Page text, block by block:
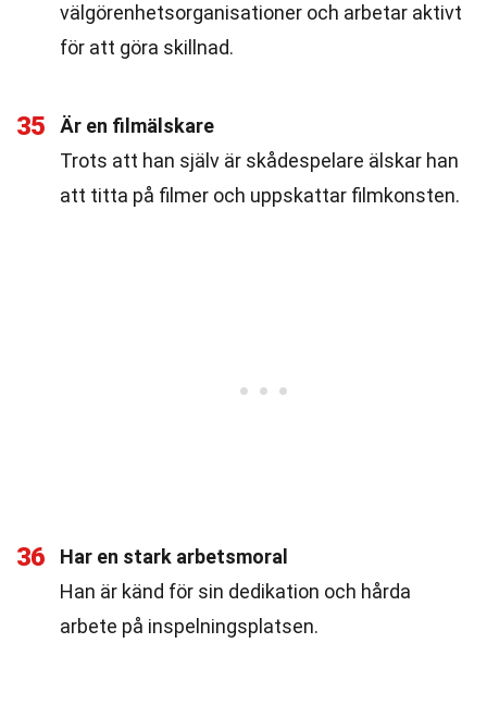
välgörenhetsorganisationer och arbetar aktivt
för att göra skillnad.
35
Är en filmälskare
Trots att han själv är skådespelare älskar han
att titta på filmer och uppskattar filmkonsten.
36
Har en stark arbetsmoral
Han är känd för sin dedikation och hårda
arbete på inspelningsplatsen.